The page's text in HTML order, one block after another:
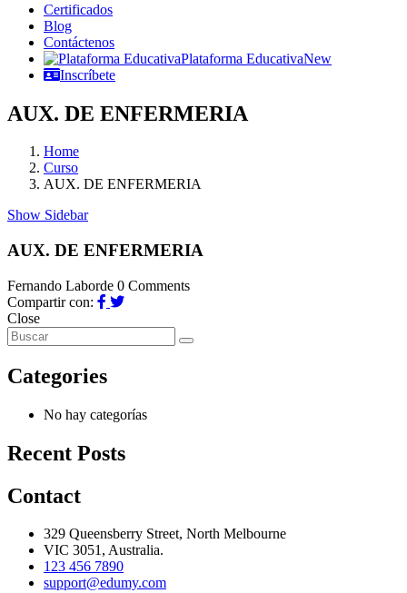
Certificados
Blog
Contáctenos
Plataforma EducativaNew
Inscríbete
AUX. DE ENFERMERIA
Home
Curso
AUX. DE ENFERMERIA
Show Sidebar
AUX. DE ENFERMERIA
Fernando Laborde 0 Comments
Compartir con:
Close
Categories
No hay categorías
Recent Posts
Contact
329 Queensberry Street, North Melbourne
VIC 3051, Australia.
123 456 7890
support@edumy.com